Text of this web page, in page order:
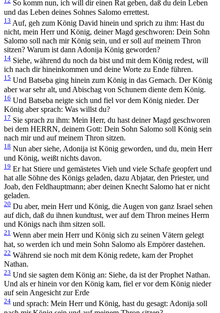
So komm nun, ich will dir einen Rat geben, daß du dein Leben
und das Leben deines Sohnes Salomo errettest.
13 Auf, geh zum König David hinein und sprich zu ihm: Hast du
nicht, mein Herr und König, deiner Magd geschworen: Dein Sohn
Salomo soll nach mir König sein, und er soll auf meinem Thron
sitzen? Warum ist dann Adonija König geworden?
14 Siehe, während du noch da bist und mit dem König redest, will
ich nach dir hineinkommen und deine Worte zu Ende führen.
15 Und Batseba ging hinein zum König in das Gemach. Der König
aber war sehr alt, und Abischag von Schunem diente dem König.
16 Und Batseba neigte sich und fiel vor dem König nieder. Der
König aber sprach: Was willst du?
17 Sie sprach zu ihm: Mein Herr, du hast deiner Magd geschworen
bei dem HERRN, deinem Gott: Dein Sohn Salomo soll König sein
nach mir und auf meinem Thron sitzen.
18 Nun aber siehe, Adonija ist König geworden, und du, mein Herr
und König, weißt nichts davon.
19 Er hat Stiere und gemästetes Vieh und viele Schafe geopfert und
hat alle Söhne des Königs geladen, dazu Abjatar, den Priester, und
Joab, den Feldhauptmann; aber deinen Knecht Salomo hat er nicht
geladen.
20 Du aber, mein Herr und König, die Augen von ganz Israel sehen
auf dich, daß du ihnen kundtust, wer auf dem Thron meines Herrn
und Königs nach ihm sitzen soll.
21 Wenn aber mein Herr und König sich zu seinen Vätern gelegt
hat, so werden ich und mein Sohn Salomo als Empörer dastehen.
22 Während sie noch mit dem König redete, kam der Prophet
Nathan.
23 Und sie sagten dem König an: Siehe, da ist der Prophet Nathan.
Und als er hinein vor den König kam, fiel er vor dem König nieder
auf sein Angesicht zur Erde
24 und sprach: Mein Herr und König, hast du gesagt: Adonija soll